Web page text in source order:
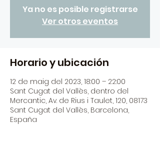
Ya no es posible registrarse
Ver otros eventos
Horario y ubicación
12 de maig del 2023, 18:00 – 22:00
Sant Cugat del Vallès, dentro del
Mercantic, Av. de Rius i Taulet, 120, 08173
Sant Cugat del Vallès, Barcelona,
España